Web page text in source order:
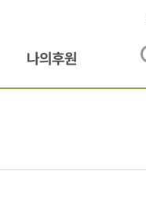
나의후원